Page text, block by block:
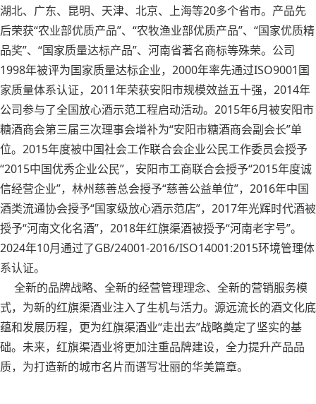
湖北、广东、昆明、天津、北京、上海等20多个省市。产品先
后荣获“农业部优质产品”、“农牧渔业部优质产品”、“国家优质精
品奖”、“国家质量达标产品”、河南省著名商标等殊荣。公司
1998年被评为国家质量达标企业，2000年率先通过ISO9001国
家质量体系认证，2011年荣获安阳市规模效益五十强，2014年
公司参与了全国放心酒示范工程启动活动。2015年6月被安阳市
糖酒商会第三届三次理事会增补为“安阳市糖酒商会副会长”单
位。2015年度被中国社会工作联合会企业公民工作委员会授予
“2015中国优秀企业公民”，安阳市工商联合会授予“2015年度诚
信经营企业”，林州慈善总会授予“慈善公益单位”，2016年中国
酒类流通协会授予“国家级放心酒示范店”，2017年光辉时代酒被
授予“河南文化名酒”，2018年红旗渠酒被授予“河南老字号”。
2024年10月通过了GB/24001-2016/ISO14001:2015环境管理体
系认证。
全新的品牌战略、全新的经营管理理念、全新的营销服务模
式，为新的红旗渠酒业注入了生机与活力。源远流长的酒文化底
蕴和发展历程，更为红旗渠酒业“走出去”战略奠定了坚实的基
础。未来，红旗渠酒业将更加注重品牌建设，全力提升产品品
质，为打造新的城市名片而谱写壮丽的华美篇章。